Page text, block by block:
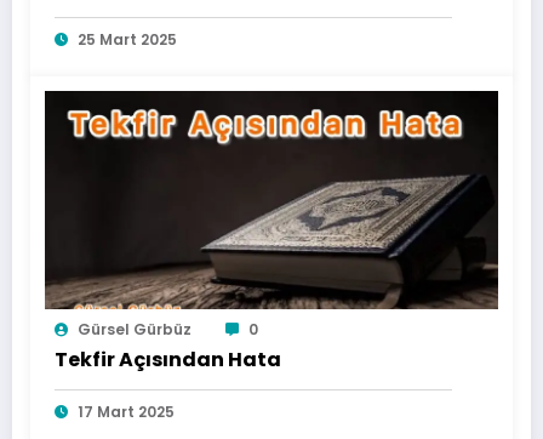
25 Mart 2025
Gürsel Gürbüz 0
Tekfir Açısından Hata
17 Mart 2025